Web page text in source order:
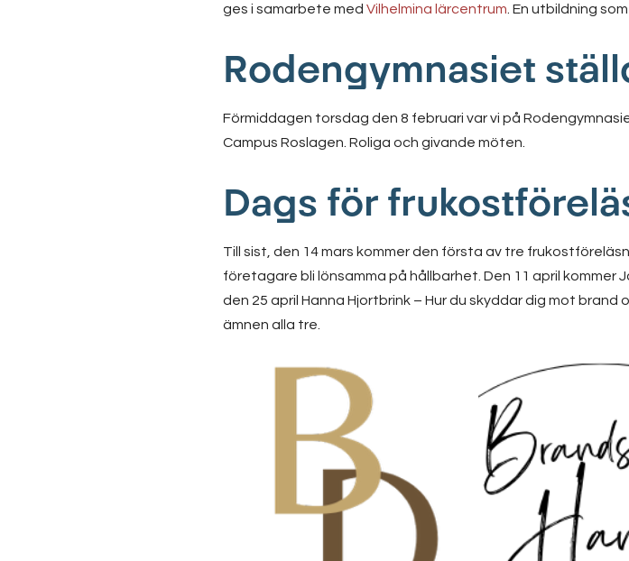
ges i samarbete med Vilhelmina lärcentrum . En utbildning
Rodengymnasiet
Förmiddagen torsdag den 8 februari var vi på
Campus Roslagen. Roliga och givande möten.
Dags för
Till sist, den 14 mars kommer den första av tre
företagare bli lönsamma på hållbarhet. Den 11 april
den 25 april Hanna Hjortbrink – Hur du skyddar dig mot
ämnen alla tre.